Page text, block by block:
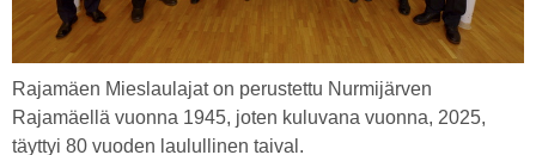
Rajamäen Mieslaulajat on perustettu Nurmijärven
Rajamäellä vuonna 1945, joten kuluvana vuonna, 2025,
täyttyi 80 vuoden laulullinen taival.